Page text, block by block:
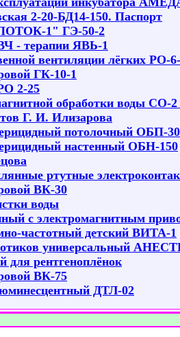
2-20-БД14-150. Паспорт
1" ГЭ-50-2
- терапии ЯВЬ-1
вентиляции лёгких РО-
ГК-10-1
2-25
обработки воды СО-
Г. И. Илизарова
потолочный ОБП-
настенный ОБН-150
ртутные
ВК-30
воды
с электромагнитным
частотный детский ВИТА-1
универсальный
рентгеноплёнок
ВК-75
ДТЛ-02